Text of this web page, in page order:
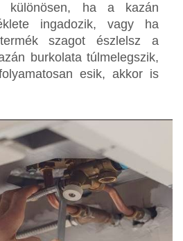
különösen, ha a kazán
ingadozik, vagy ha
szagot észlelsz a
burkolata túlmelegszik,
esik, akkor is